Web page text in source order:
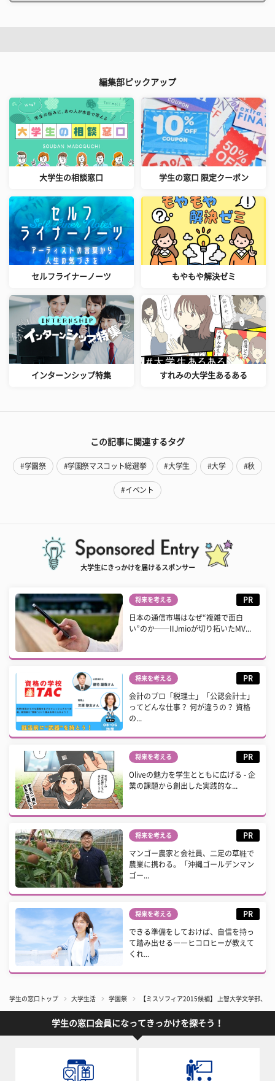
編集部ピックアップ
大学生の相談窓口 学生の窓口 限定クーポン
セルフライナーノーツ もやもや解決ゼミ
インターンシップ特集 すれみの大学生あるある
この記事に関連するタグ
#学園祭 #学園祭マスコット総選挙 #大学生 #大学 #秋
#イベント
大学生にきっかけを届けるスポンサー
将来を考える PR
日本の通信市場はなぜ“複雑で面白
い”のか──IIJmioが切り拓いたMV...
将来を考える PR
会計のプロ「税理士」「公認会計士」
ってどんな仕事？ 何が違うの？ 資格
の...
将来を考える PR
Oliveの魅力を学生とともに広げる - 企
業の課題から創出した実践的な...
将来を考える PR
マンゴー農家と会社員、二足の草鞋で
農業に携わる。「沖縄ゴールデンマン
ゴー...
将来を考える PR
できる準備をしておけば、自信を持っ
て踏み出せる――ヒコロヒーが教えて
くれ...
学生の窓口トップ 大学生活 学園祭 【ミスソフィア2015候補】 上智大学文学部、
学生の窓口会員になってきっかけを探そう！